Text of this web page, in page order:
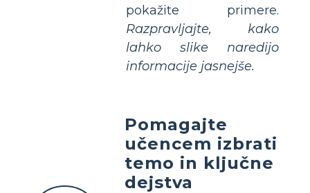
pokažite primere.
Razpravljajte, kako
lahko slike naredijo
informacije jasnejše.
Pomagajte
učencem izbrati
temo in ključne
dejstva